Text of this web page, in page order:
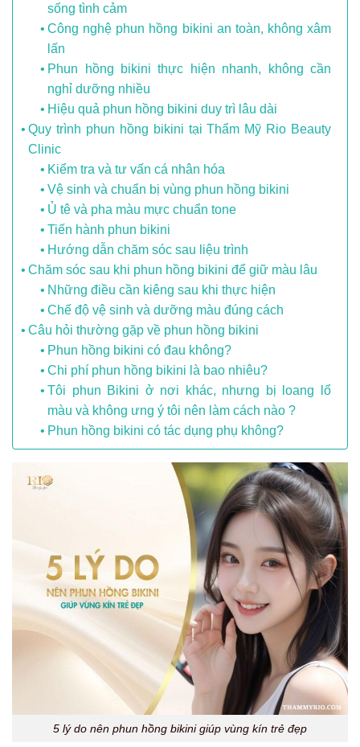
sống tình cảm
Công nghệ phun hồng bikini an toàn, không xâm
lấn
Phun hồng bikini thực hiện nhanh, không cần
nghỉ dưỡng nhiều
Hiệu quả phun hồng bikini duy trì lâu dài
Quy trình phun hồng bikini tại Thẩm Mỹ Rio Beauty
Clinic
Kiểm tra và tư vấn cá nhân hóa
Vệ sinh và chuẩn bị vùng phun hồng bikini
Ủ tê và pha màu mực chuẩn tone
Tiến hành phun bikini
Hướng dẫn chăm sóc sau liệu trình
Chăm sóc sau khi phun hồng bikini để giữ màu lâu
Những điều cần kiêng sau khi thực hiện
Chế độ vệ sinh và dưỡng màu đúng cách
Câu hỏi thường gặp về phun hồng bikini
Phun hồng bikini có đau không?
Chi phí phun hồng bikini là bao nhiêu?
Tôi phun Bikini ở nơi khác, nhưng bị loang lổ
màu và không ưng ý tôi nên làm cách nào ?
Phun hồng bikini có tác dụng phụ không?
5 lý do nên phun hồng bikini giúp vùng kín trẻ đẹp